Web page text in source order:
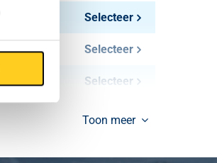
Selecteer
Selecteer
Selecteer
Selecteer
Toon meer